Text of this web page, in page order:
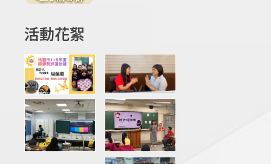
活動花絮